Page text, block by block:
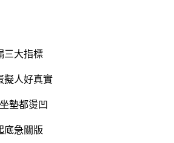
三大指標
擬人好真實
墊都燙凹
底急關版